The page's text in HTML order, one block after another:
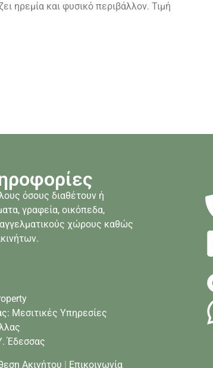
ηρεμία και φυσικό περιβάλλον. Τιμή
όσους διαθέτουν ή
γραφεία, οικόπεδα,
χώρους καθώς
Μεσιτικές Υπηρεσίες
Έδεσσας
Ακινήτου | Επικοινωνία